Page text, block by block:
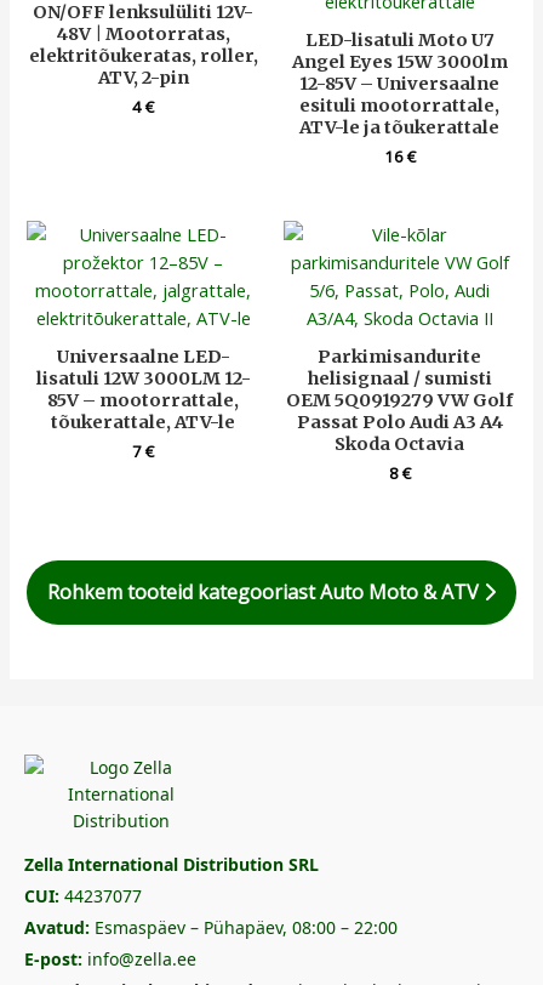
ON/OFF lenksulüliti 12V-
48V | Mootorratas,
elektritõukeratas, roller,
ATV, 2-pin
4€
LED-lisatuli Moto U7
Angel Eyes 15W 3000lm
12-85V – Universaalne
esituli mootorrattale,
ATV-le ja tõukerattale
16€
Universaalne LED-
lisatuli 12W 3000LM 12-
85V – mootorrattale,
tõukerattale, ATV-le
7€
Parkimisandurite
helisignaal / sumisti
OEM 5Q0919279 VW Golf
Passat Polo Audi A3 A4
Skoda Octavia
8€
Rohkem tooteid kategooriast Auto Moto & ATV
Zella International Distribution SRL
CUI: 44237077
Avatud: Esmaspäev – Pühapäev, 08:00 – 22:00
E-post: info@zella.ee